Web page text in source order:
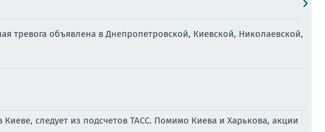
тревога объявлена в Днепропетровской, Киевской, Николаевской,
следует из подсчетов ТАСС. Помимо Киева и Харькова, акции